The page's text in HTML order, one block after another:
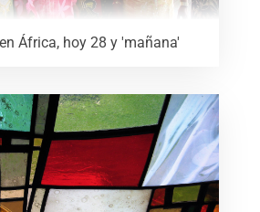
África, hoy 28 y 'mañana'